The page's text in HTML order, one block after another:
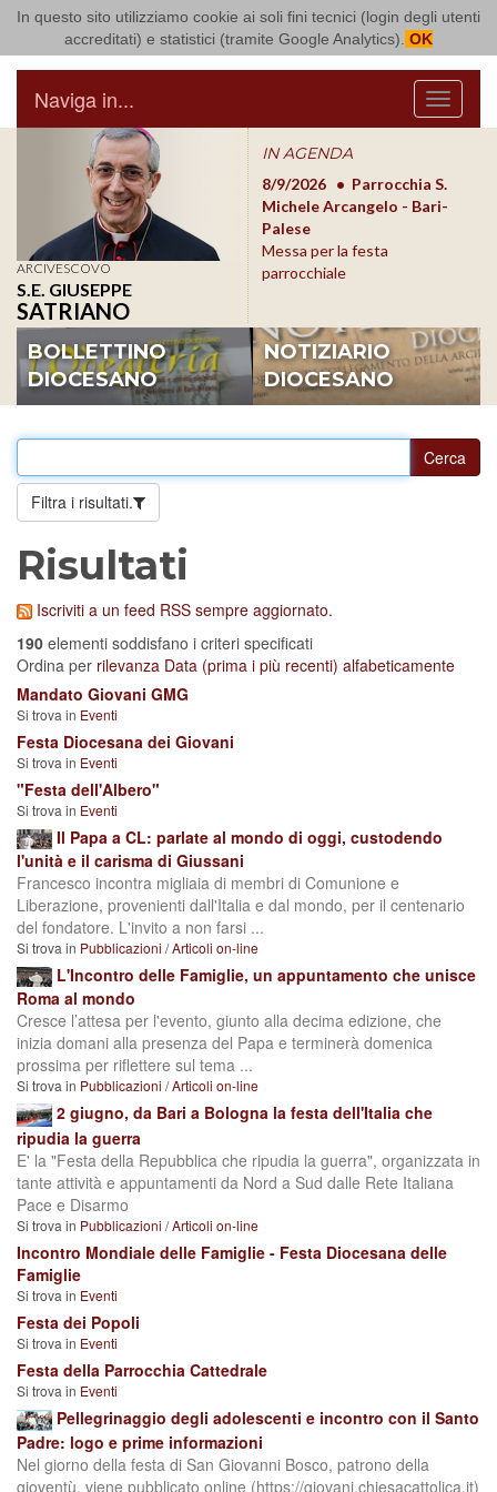
In questo sito utilizziamo cookie ai soli fini tecnici (login degli utenti
accreditati) e statistici (tramite Google Analytics). OK
Arcidiocesi di Bari Bitonto
Menu
Naviga in...
ARCIVESCOVO
S.E. GIUSEPPE
SATRIANO
IN AGENDA
8/17/2026
Conversano
Conferenza Episcopale
Pugliese
8/9/2026
Parrocchia S.
Michele Arcangelo - Bari-
Palese
Messa per la festa
parrocchiale
BOLLETTINO
DIOCESANO
NOTIZIARIO
DIOCESANO
Filtra i risultati.
Risultati
Iscriviti a un feed RSS sempre aggiornato.
190 elementi soddisfano i criteri specificati
Ordina per rilevanza Data (prima i più recenti) alfabeticamente
Mandato Giovani GMG
Si trova in Eventi
Festa Diocesana dei Giovani
Si trova in Eventi
"Festa dell'Albero"
Si trova in Eventi
Il Papa a CL: parlate al mondo di oggi, custodendo
l'unità e il carisma di Giussani
Francesco incontra migliaia di membri di Comunione e
Liberazione, provenienti dall'Italia e dal mondo, per il centenario
del fondatore. L'invito a non farsi ...
Si trova in Pubblicazioni /Articoli on-line
L'Incontro delle Famiglie, un appuntamento che unisce
Roma al mondo
Cresce l’attesa per l'evento, giunto alla decima edizione, che
inizia domani alla presenza del Papa e terminerà domenica
prossima per riflettere sul tema ...
Si trova in Pubblicazioni /Articoli on-line
2 giugno, da Bari a Bologna la festa dell'Italia che
ripudia la guerra
E' la "Festa della Repubblica che ripudia la guerra", organizzata in
tante attività e appuntamenti da Nord a Sud dalle Rete Italiana
Pace e Disarmo
Si trova in Pubblicazioni /Articoli on-line
Incontro Mondiale delle Famiglie - Festa Diocesana delle
Famiglie
Si trova in Eventi
Festa dei Popoli
Si trova in Eventi
Festa della Parrocchia Cattedrale
Si trova in Eventi
Pellegrinaggio degli adolescenti e incontro con il Santo
Padre: logo e prime informazioni
Nel giorno della festa di San Giovanni Bosco, patrono della
gioventù, viene pubblicato online (https://giovani.chiesacattolica.it)